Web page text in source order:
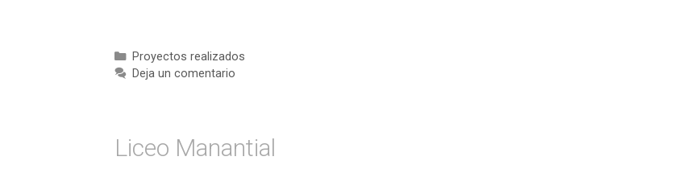
Categorías
Proyectos realizados
Deja un comentario
Liceo Manantial